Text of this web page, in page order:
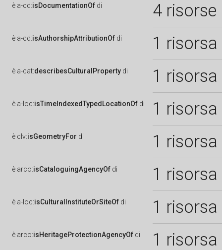
è a-cd:isDocumentationOf di 4 risorse
è a-cd:isAuthorshipAttributionOf di 1 risorsa
è a-cat:describesCulturalProperty di 1 risorsa
è a-loc:isTimeIndexedTypedLocationOf di 1 risorsa
è clv:isGeometryFor di 1 risorsa
è arco:isCataloguingAgencyOf di 1 risorsa
è a-loc:isCulturalInstituteOrSiteOf di 1 risorsa
è arco:isHeritageProtectionAgencyOf di 1 risorsa